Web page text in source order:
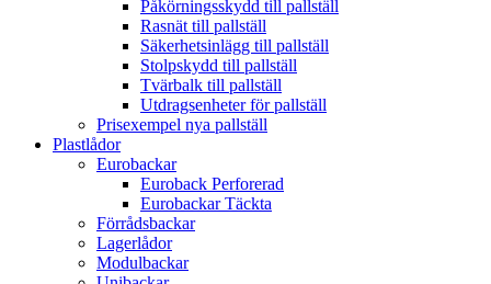
Påkörningsskydd till pallställ
Rasnät till pallställ
Säkerhetsinlägg till pallställ
Stolpskydd till pallställ
Tvärbalk till pallställ
Utdragsenheter för pallställ
Prisexempel nya pallställ
Plastlådor
Eurobackar
Euroback Perforerad
Eurobackar Täckta
Förrådsbackar
Lagerlådor
Modulbackar